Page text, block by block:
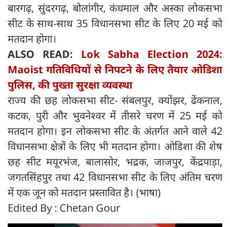
बारगढ़, सुंदरगढ़, बोलांगीर, कंधमाल और अस्का लोकसभा
सीट के साथ-साथ 35 विधानसभा सीट के लिए 20 मई को
मतदान होगा।
ALSO READ: Lok Sabha Election 2024:
Maoist गतिविधियों से निपटने के लिए तैयार ओडिशा
पुलिस, की पुख्ता सुरक्षा व्यवस्था
राज्य की छह लोकसभा सीट- संबलपुर, क्योंझर, ढेंकनाल,
कटक, पुरी और भुवनेश्वर में तीसरे चरण में 25 मई को
मतदान होगा। इन लोकसभा सीट के अंतर्गत आने वाले 42
विधानसभा क्षेत्रों के लिए भी मतदान होगा। ओडिशा की शेष
छह सीट मयूरभंज, बालासोर, भद्रक, जाजपुर, केंद्रपाड़ा,
जगतसिंहपुर तथा 42 विधानसभा सीट के लिए अंतिम चरण
में एक जून को मतदान प्रस्तावित है। (भाषा)
Edited By : Chetan Gour